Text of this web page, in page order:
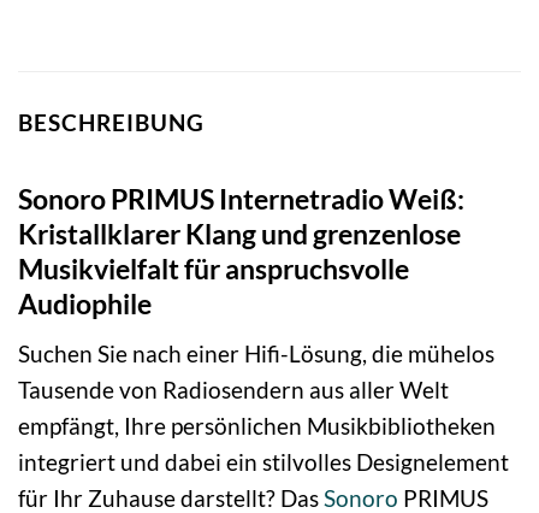
BESCHREIBUNG
Sonoro PRIMUS Internetradio Weiß:
Kristallklarer Klang und grenzenlose
Musikvielfalt für anspruchsvolle
Audiophile
Suchen Sie nach einer Hifi-Lösung, die mühelos
Tausende von Radiosendern aus aller Welt
empfängt, Ihre persönlichen Musikbibliotheken
integriert und dabei ein stilvolles Designelement
für Ihr Zuhause darstellt? DasSonoro PRIMUS